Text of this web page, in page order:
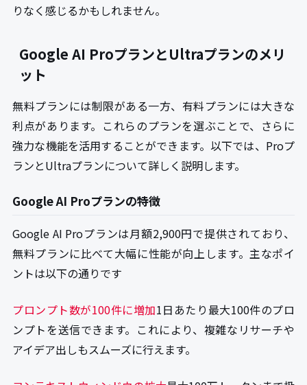
りなく感じるかもしれません。
Google AI ProプランとUltraプランのメリ
ット
無料プランには制限がある一方、有料プランには大きな
利点があります。これらのプランを選ぶことで、さらに
強力な機能を活用することができます。以下では、Proプ
ランとUltraプランについて詳しく説明します。
Google AI Proプランの特徴
Google AI Proプランは月額2,900円で提供されており、
無料プランに比べて大幅に性能が向上します。主なポイ
ントは以下の通りです
プロンプト数が100件に増加1日あたり最大100件のプロ
ンプトを送信できます。これにより、複雑なリサーチや
アイデア出しもスムーズに行えます。